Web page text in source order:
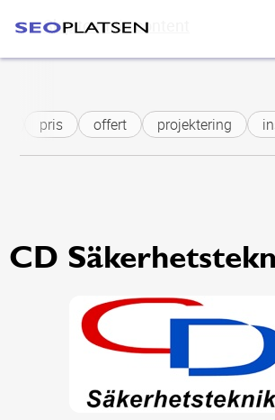
Skip to main content
pris offert projektering
CD